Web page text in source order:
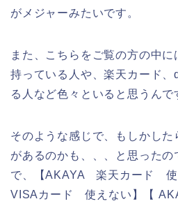
がメジャーみたいです。
また、こちらをご覧の方の中
持っている人や、楽天カード
る人など色々といると思うんで
そのような感じで、もしかした
があるのかも、、、と思ったの
で、【AKAYA 楽天カード
VISAカード 使えない】【